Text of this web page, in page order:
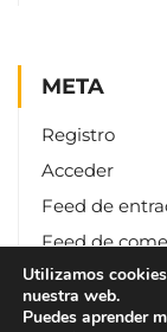
META
Registro
Acceder
Feed de
Feed de
WordPress.org
Utilizamos
nuestra web.
Puedes aprender